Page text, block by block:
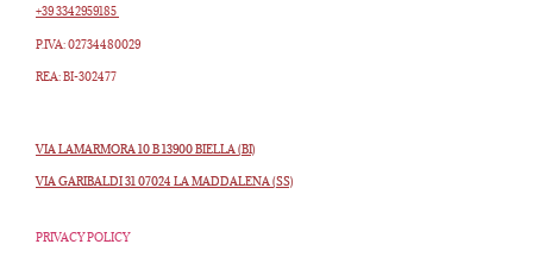
+39 3342959185
P.IVA: 02734480029
REA: BI-302477
VIA LAMARMORA 10 B 13900 BIELLA (BI)
VIA GARIBALDI 31 07024 LA MADDALENA (SS)
PRIVACY POLICY